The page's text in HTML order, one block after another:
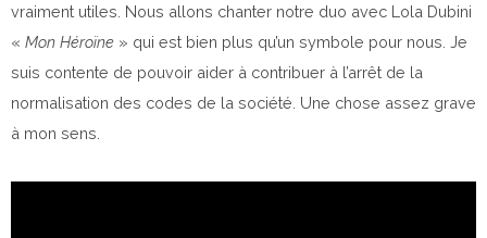
vraiment utiles. Nous allons chanter notre duo avec Lola Dubini
« Mon Héroïne » qui est bien plus qu’un symbole pour nous. Je
suis contente de pouvoir aider à contribuer à l’arrêt de la
normalisation des codes de la société. Une chose assez grave
à mon sens.